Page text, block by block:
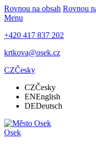
Rovnou na obsah Rovnou
Menu
+420 417 837 202
krtkova@osek.cz
CZČesky
CZČesky
ENEnglish
DEDeutsch
Osek